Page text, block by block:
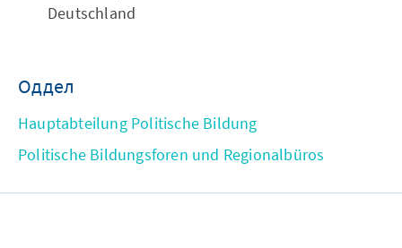
Deutschland
Оддел
Hauptabteilung Politische Bildung
Politische Bildungsforen und Regionalbüros